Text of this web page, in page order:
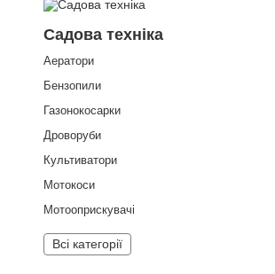
Садова техніка
Аератори
Бензопили
Газонокосарки
Дроворуби
Культиватори
Мотокоси
Мотооприскувачі
Всі категорії